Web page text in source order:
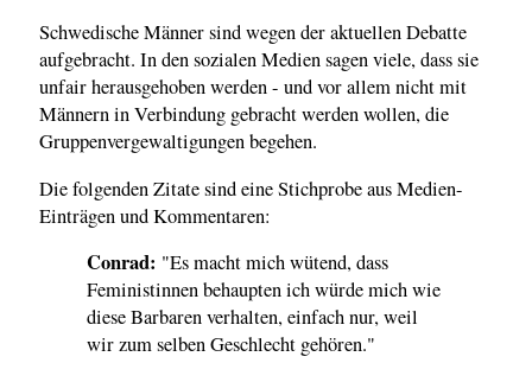
Schwedische Männer sind wegen der aktuellen Debatte
aufgebracht. In den sozialen Medien sagen viele, dass sie
unfair herausgehoben werden - und vor allem nicht mit
Männern in Verbindung gebracht werden wollen, die
Gruppenvergewaltigungen begehen.
Die folgenden Zitate sind eine Stichprobe aus Medien-
Einträgen und Kommentaren:
Conrad: "Es macht mich wütend, dass
Feministinnen behaupten ich würde mich wie
diese Barbaren verhalten, einfach nur, weil
wir zum selben Geschlecht gehören."